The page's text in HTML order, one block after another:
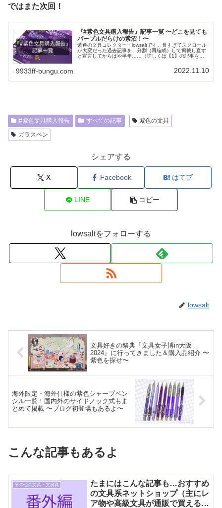
ではまた次回！
『#紫色文具購入報告』記事一覧 〜どこを見ても
パープルだらけの紫沼！〜
紫色の文具コレクター・lowsaltです。長すぎてスクロール
が大変だった過去記事を、分割（再編成）して掲載し直す
と宣言してからはや半年……（詳しくは【1】の記事をご
9933ff-bungu.com 2022.11.10
#紫色文具購入報告 すべての記事
紫色の文具
ガラスペン
シェアする
X Facebook はてブ
LINE コピー
lowsaltをフォローする
lowsalt
文具好きの祭典『文具女子博in大阪
2024』に行ってきました＆購入品紹介 〜
紫色を探せ〜
海外限定・海外仕様の紫色シャープペン
シル一覧！国内外のサイドノック式もま
とめて掲載 〜ブログ初登場もあるよ〜
こんな記事もあるよ
その他の文具・文房具
たまにはこんな記事も…おすすめ
の文具系ネットショップ（主にレ
ア物や高級文具が通販で買えるお